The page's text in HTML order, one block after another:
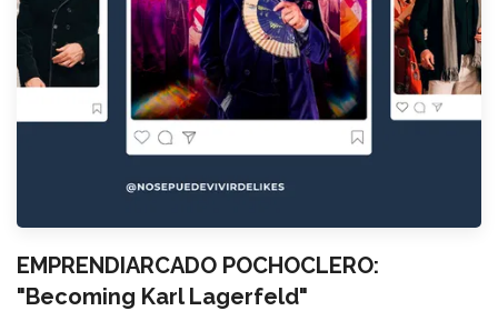
EMPRENDIARCADO POCHOCLERO:
"Becoming Karl Lagerfeld"